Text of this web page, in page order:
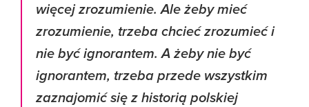
więcej zrozumienie. Ale żeby mieć
zrozumienie, trzeba chcieć zrozumieć i
nie być ignorantem. A żeby nie być
ignorantem, trzeba przede wszystkim
zaznajomić się z historią polskiej